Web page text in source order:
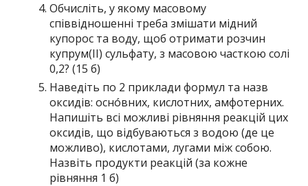
Обчисліть, у якому масовому
співвідношенні треба змішати мідний
купорос та воду, щоб отримати розчин
купрум(ІІ) сульфату, з масовою часткою солі
0,2? (15 б)
Наведіть по 2 приклади формул та назв
оксидів: оснóвних, кислотних, амфотерних.
Напишіть всі можливі рівняння реакцій цих
оксидів, що відбуваються з водою (де це
можливо), кислотами, лугами між собою.
Назвіть продукти реакцій (за кожне
рівняння 1 б)